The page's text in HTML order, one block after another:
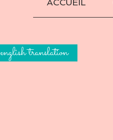
ACCUEIL
english translation